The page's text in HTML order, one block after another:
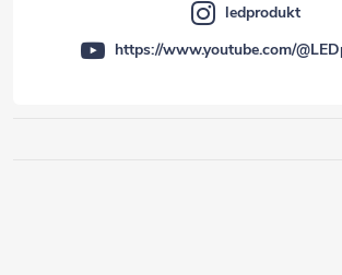
ledprodukt
https://www.youtube.com/